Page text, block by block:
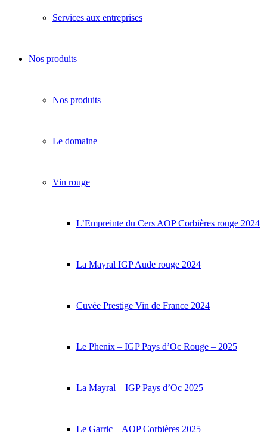
Services aux entreprises
Nos produits
Nos produits
Le domaine
Vin rouge
L’Empreinte du Cers AOP Corbières rouge 2024
La Mayral IGP Aude rouge 2024
Cuvée Prestige Vin de France 2024
Le Phenix – IGP Pays d’Oc Rouge – 2025
La Mayral – IGP Pays d’Oc 2025
Le Garric – AOP Corbières 2025